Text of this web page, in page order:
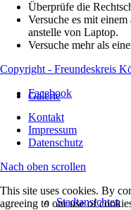
Galerie
Stadtansichten
Überprüfe die
Versuche es mit
anstelle von Laptop.
Versuche mehr als
Copyright - Freundeskreis
Facebook
Kontakt
Impressum
Datenschutz
Nach oben scrollen
This site uses cookies. By
agreeing to our use of